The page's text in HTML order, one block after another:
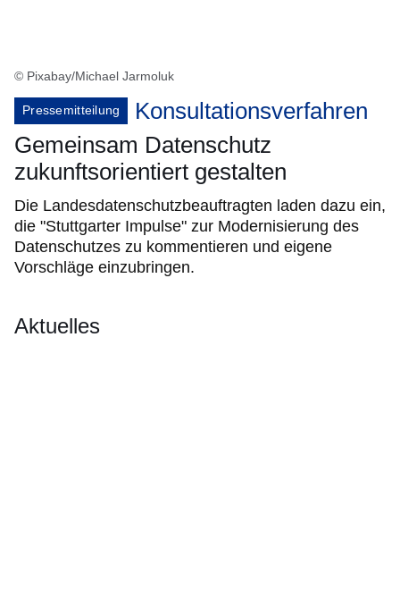
© Pixabay/Michael Jarmoluk
Pressemitteilung
Konsultationsverfahren
Gemeinsam Datenschutz
zukunftsorientiert gestalten
Die Landesdatenschutzbeauftragten laden dazu ein,
die "Stuttgarter Impulse" zur Modernisierung des
Datenschutzes zu kommentieren und eigene
Vorschläge einzubringen.
Aktuelles